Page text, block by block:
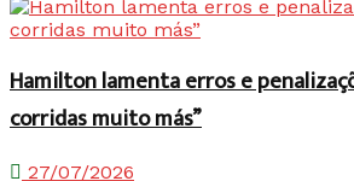
Hamilton lamenta erros e
corridas muito más”
27/07/2026